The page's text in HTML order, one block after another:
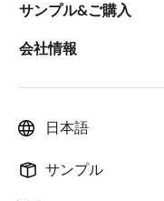
サンプル&ご購入
会社情報
日本語
サンプル
概要
要